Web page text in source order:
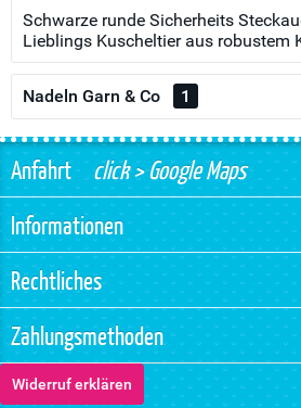
Schwarze runde Sicherheits
Lieblings Kuscheltier aus robustem
Nadeln Garn & Co 1
Anfahrtclick > Google Maps
Informationen
Rechtliches
Zahlungsmethoden
Widerruf erklären